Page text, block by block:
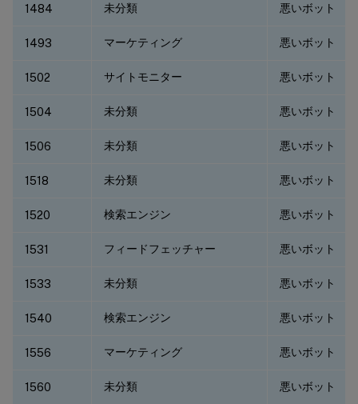
1484 未分類 悪いボット
1493 マーケティング 悪いボット
1502 サイトモニター 悪いボット
1504 未分類 悪いボット
1506 未分類 悪いボット
1518 未分類 悪いボット
1520 検索エンジン 悪いボット
1531 フィードフェッチャー 悪いボット
1533 未分類 悪いボット
1540 検索エンジン 悪いボット
1556 マーケティング 悪いボット
1560 未分類 悪いボット